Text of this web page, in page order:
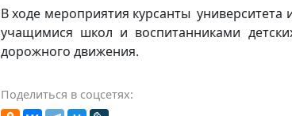
В ходе мероприятия курсанты
учащимися школ и воспитанниками
дорожного движения.
Поделиться в соцсетях: